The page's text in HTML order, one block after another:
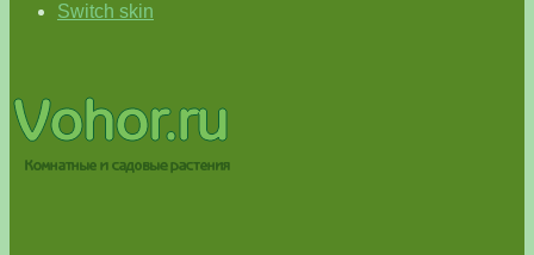
Switch skin